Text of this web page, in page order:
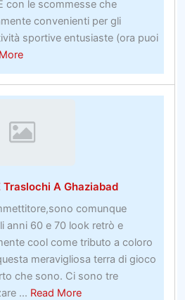
con le scommesse che
convenienti per gli
sportive entusiaste (ora puoi
about
Prime
5
Bookmakers
Traslochi A Ghaziabad
comunque
anni 60 e 70 look retrò e
cool come tributo a coloro
meravigliosa terra di gioco
che sono. Ci sono tre
... Read Moreabout